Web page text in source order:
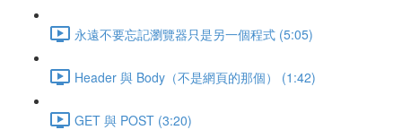
永遠不要忘記瀏覽器只是另一個程式 (5:05)
Header 與 Body（不是網頁的那個） (1:42)
GET 與 POST (3:20)